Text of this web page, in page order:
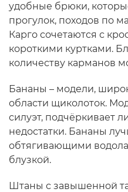
удобные брюки,
прогулок, походов по
Карго сочетаются с
короткими куртками.
количеству карманов
Бананы – модели,
области щиколоток.
силуэт, подчёркивает
недостатки. Бананы
обтягивающими
блузкой.
Штаны с завышенной